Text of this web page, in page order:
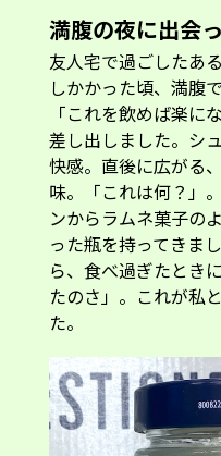
満腹の夜に出会
友人宅で過ごしたあ
しかかった頃、満腹
「これを飲めば楽に
差し出しました。シ
快感。直後に広がる
味。「これは何？」
ンからラムネ菓子の
った瓶を持ってきま
ら、食べ過ぎたとき
たのさ」。これが私
た。